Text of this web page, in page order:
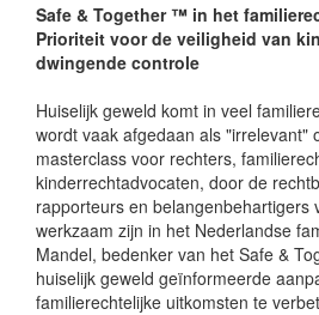
Safe & Together ™ in het
Prioriteit voor de veiligheid van
dwingende controle
Huiselijk geweld komt in veel
wordt vaak afgedaan als "irrelevant"
masterclass voor rechters,
kinderrechtadvocaten, door de
rapporteurs en belangenbehartigers
werkzaam zijn in het Nederlandse
Mandel, bedenker van het Safe &
huiselijk geweld geïnformeerde
familierechtelijke uitkomsten te